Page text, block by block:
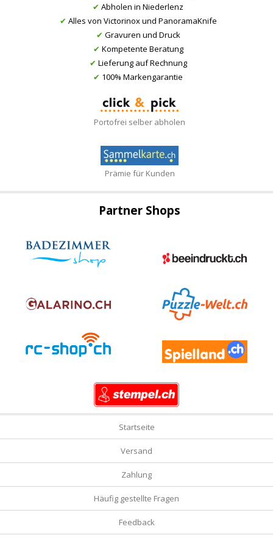
✔ Abholen in Niederlenz
✔ Alles von Victorinox und PanoramaKnife
✔ Gravuren und Druck
✔ Kompetente Beratung
✔ Lieferung auf Rechnung
✔ 100% Markengarantie
Portofrei selber abholen
Prämie für Kunden
Partner Shops
Startseite
Versand
Zahlung
Häufig gestellte Fragen
Feedback